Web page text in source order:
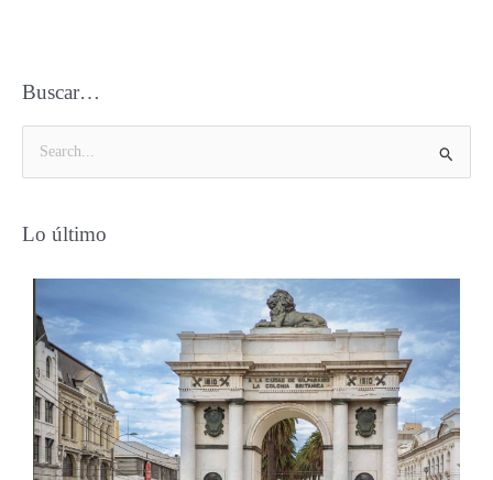
Buscar…
c
Lo último